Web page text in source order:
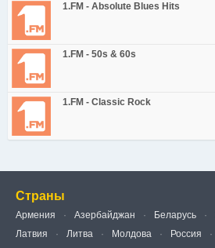
1.FM - Absolute Blues Hits
1.FM - 50s & 60s
1.FM - Classic Rock
Страны
Армения Азербайджан Беларусь
Латвия
Литва Молдова Россия